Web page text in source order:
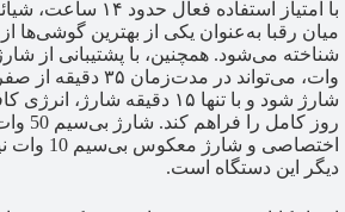
میان رقبا به‌عنوان یکی از بهترین گوشی‌ها
وات، می‌تواند در
شارژ شود و با تنها ۱۵ دقیقه شارژ،
روز
اختصاصی و
دیگر این دستگاه است.